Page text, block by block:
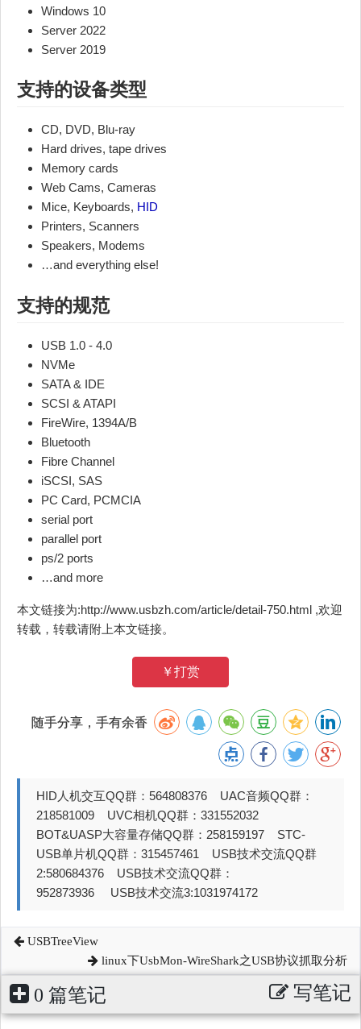
Windows 10
Server 2022
Server 2019
支持的设备类型
CD, DVD, Blu-ray
Hard drives, tape drives
Memory cards
Web Cams, Cameras
Mice, Keyboards, HID
Printers, Scanners
Speakers, Modems
…and everything else!
支持的规范
USB 1.0 - 4.0
NVMe
SATA & IDE
SCSI & ATAPI
FireWire, 1394A/B
Bluetooth
Fibre Channel
iSCSI, SAS
PC Card, PCMCIA
serial port
parallel port
ps/2 ports
…and more
本文链接为:http://www.usbzh.com/article/detail-750.html ,欢迎
转载，转载请附上本文链接。
￥打赏
随手分享，手有余香
HID人机交互QQ群：564808376 UAC音频QQ群：
218581009 UVC相机QQ群：331552032
BOT&UASP大容量存储QQ群：258159197 STC-
USB单片机QQ群：315457461 USB技术交流QQ群
2:580684376 USB技术交流QQ群：
952873936 USB技术交流3:1031974172
USBTreeView
linux下UsbMon-WireShark之USB协议抓取分析
0 篇笔记 写笔记